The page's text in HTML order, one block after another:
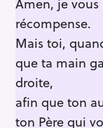
récompense.
Mais toi,
que ta main
droite,
afin que ton
ton Père qui